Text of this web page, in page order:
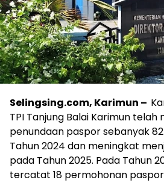
Selingsing.com, Karimun –
TPI Tanjung Balai Karimun telah
penundaan paspor sebanyak
Tahun 2024 dan meningkat
pada Tahun 2025. Pada Tahun
tercatat 18 permohonan